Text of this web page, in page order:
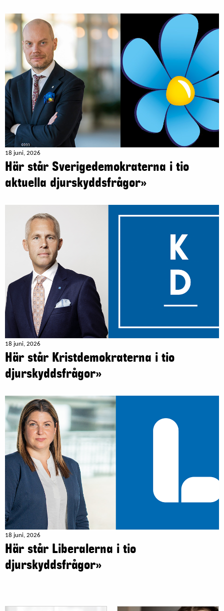
18 juni, 2026
Här står Sverigedemokraterna i tio
aktuella djurskyddsfrågor»
18 juni, 2026
Här står Kristdemokraterna i tio
djurskyddsfrågor»
18 juni, 2026
Här står Liberalerna i tio
djurskyddsfrågor»